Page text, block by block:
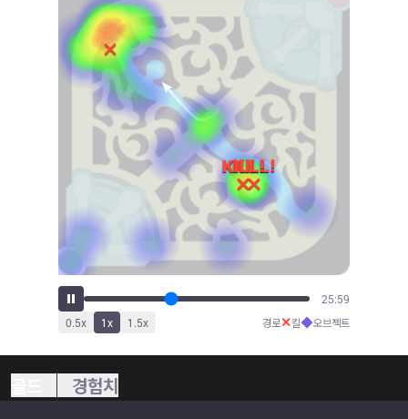
27:59
0.5x 1x 1.5x 경로✕킬◆오브젝트
경험치